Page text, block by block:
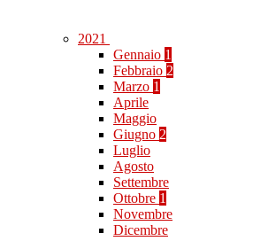
2021
Gennaio 1
Febbraio 2
Marzo 1
Aprile
Maggio
Giugno 2
Luglio
Agosto
Settembre
Ottobre 1
Novembre
Dicembre